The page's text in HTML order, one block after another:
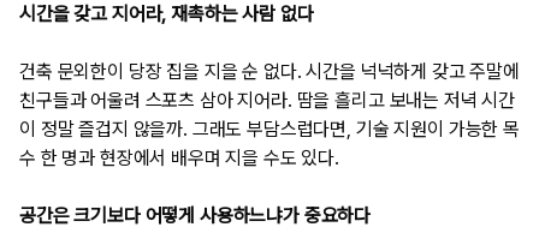
시간을 갖고 지어라, 재촉하는 사람 없다
건축 문외한이 당장 집을 지을 순 없다. 시간을 넉넉하게 갖고 주말에
친구들과 어울려 스포츠 삼아 지어라. 땀을 흘리고 보내는 저녁 시간
이 정말 즐겁지 않을까. 그래도 부담스럽다면, 기술 지원이 가능한 목
수 한 명과 현장에서 배우며 지을 수도 있다.
공간은 크기보다 어떻게 사용하느냐가 중요하다